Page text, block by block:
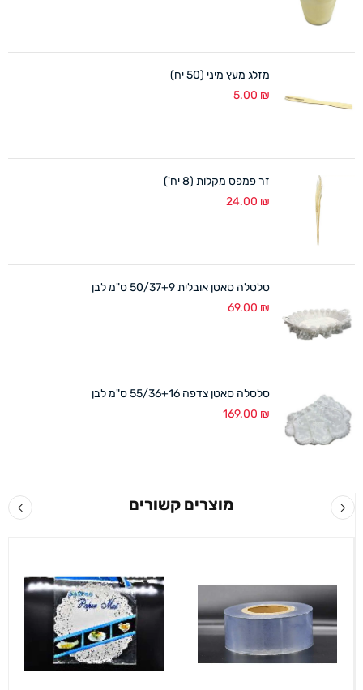
מזלג מעץ מיני (50 יח)
5.00 ₪
זר פמפס מקלות (8 יח')
24.00 ₪
סלסלה סאטן אובלית 50/37+9 ס"מ לבן
69.00 ₪
סלסלה סאטן צדפה 55/36+16 ס"מ לבן
169.00 ₪
מוצרים קשורים